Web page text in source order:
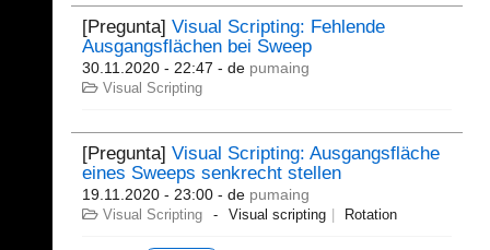
[Pregunta] Visual Scripting: Fehlende
Ausgangsflächen bei Sweep
30.11.2020 - 22:47 - de pumaing
Visual Scripting
[Pregunta] Visual Scripting: Ausgangsfläche
eines Sweeps senkrecht stellen
19.11.2020 - 23:00 - de pumaing
Visual Scripting Visual scripting Rotation